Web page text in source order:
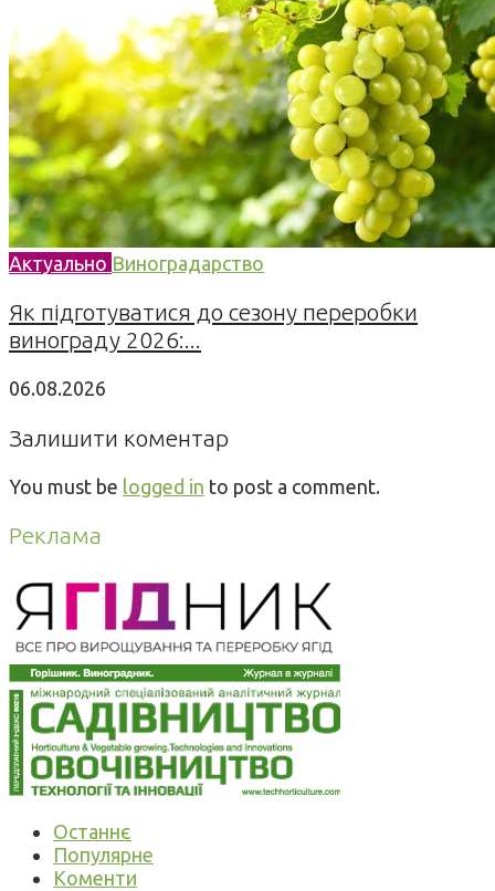
Актуально Виноградарство
Як підготуватися до сезону переробки
винограду 2026:...
06.08.2026
Залишити коментар
You must be logged in to post a comment.
Реклама
Останнє
Популярне
Коменти